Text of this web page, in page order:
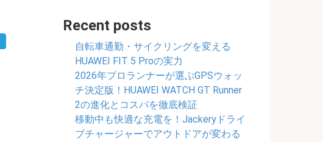
Recent posts
自転車通勤・サイクリングを変える
HUAWEI FIT 5 Proの実力
2026年プロランナーが選ぶGPSウォッ
チ決定版！HUAWEI WATCH GT Runner
2の進化とコスパを徹底検証
移動中も快適な充電を！Jackeryドライ
ブチャージャーでアウトドアが変わる